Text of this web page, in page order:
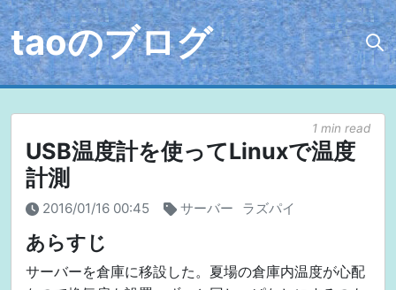
taoのブログ
1 min read
USB温度計を使ってLinuxで温度
計測
2016/01/16 00:45 サーバー ラズパイ
あらすじ
サーバーを倉庫に移設した。夏場の倉庫内温度が心配